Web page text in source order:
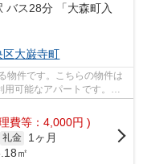
バス28分 「大森町入
区大巌寺町
物件です。こちらの物件は
可能なアパートです。株
費等：4,000円 )
礼金
1ヶ月
㎡